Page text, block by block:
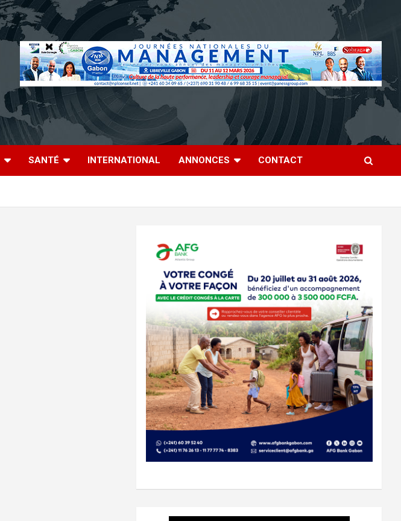
SANTÉ INTERNATIONAL ANNONCES CONTACT